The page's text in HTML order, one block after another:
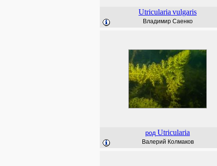
Utricularia vulgaris
Владимир Саенко
род Utricularia
Валерий Колмаков